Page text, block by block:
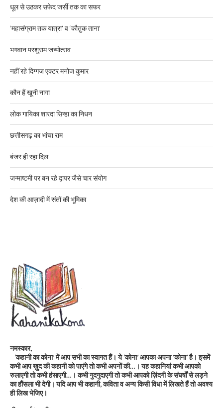
धूल से उठकर सफेद जर्सी तक का सफर
‘महासंग्राम तक यात्रा’ व ‘कौतुक ताना’
भगवान परशुराम जन्मोत्सव
नहीं रहे दिग्गज एक्टर मनोज कुमार
कौन हैं खूनी नागा
लोक गायिका शारदा सिन्हा का निधन
छत्तीसगढ़ का भांचा राम
बंजर ही रहा दिल
जन्माष्टमी पर बन रहे द्वापर जैसे चार संयोग
देश की आज़ादी में संतों की भूमिका
नमस्कार,
‘कहानी का कोना’ में आप सभी का स्वागत हैं। ये ‘कोना’ आपका अपना ‘कोना’ है। इसमें
कभी आप ख़ुद की कहानी को पाएंगे तो कभी अपनों की…। यह कहानियां कभी आपको
रुलाएगी तो कभी हंसाएगी…। कभी गुदगुदाएगी तो कभी आपको ज़िंदगी के संघर्षों से लड़ने
का हौंसला भी देगी। यदि आप भी कहानी, कविता व अन्य किसी विधा में लिखते हैं तो अवश्य
ही लिख भेजिए।